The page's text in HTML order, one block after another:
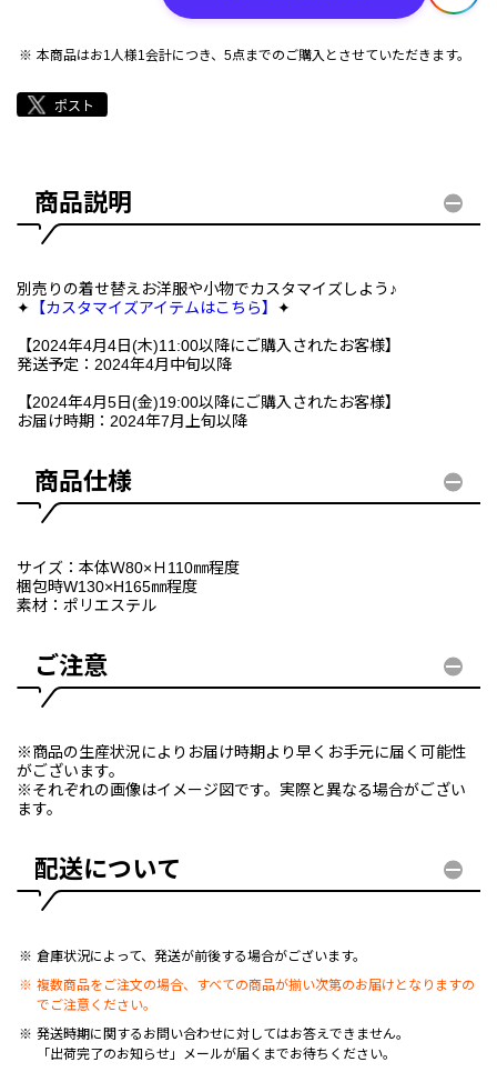
本商品はお1人様1会計につき、5点までのご購入とさせていただきます。
商品説明
別売りの着せ替えお洋服や小物でカスタマイズしよう♪
✦ 【カスタマイズアイテムはこちら】 ✦
【2024年4月4日(木)11:00以降にご購入されたお客様】
発送予定：2024年4月中旬以降
【2024年4月5日(金)19:00以降にご購入されたお客様】
お届け時期：2024年7月上旬以降
商品仕様
サイズ：本体Ｗ80×Ｈ110㎜程度
梱包時W130×H165㎜程度
素材：ポリエステル
ご注意
※商品の生産状況によりお届け時期より早くお手元に届く可能性
がございます。
※それぞれの画像はイメージ図です。実際と異なる場合がござい
ます。
配送について
倉庫状況によって、発送が前後する場合がございます。
複数商品をご注文の場合、すべての商品が揃い次第のお届けとなりますの
でご注意ください。
発送時期に関するお問い合わせに対してはお答えできません。
「出荷完了のお知らせ」メールが届くまでお待ちください。